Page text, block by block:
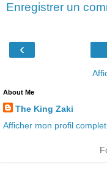
Enregistrer un
‹
About Me
The King Zaki
Afficher mon profil complet